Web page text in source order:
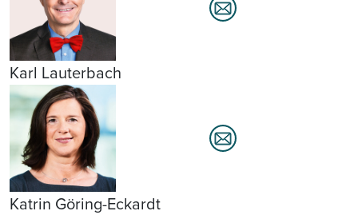
Karl Lauterbach
Katrin Göring-Eckardt